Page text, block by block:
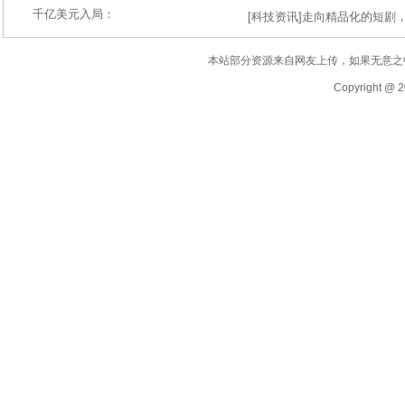
千亿美元入局：
[科技资讯] 走向精品化的短剧
本站部分资源来自网友上传，如果无意
Copyright @